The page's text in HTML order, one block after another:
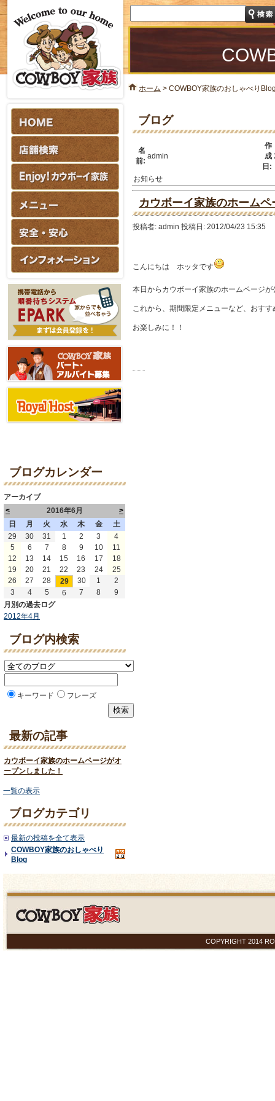
ブログカレンダー
アーカイブ
<
2016年6月
>
日
月 火 水 木 金
土
29
30 31 1 2 3
4
5
6 7 8 9 10
11
12
13 14 15 16 17
18
19
20 21 22 23 24
25
26
27 28 29 30 1
2
3
4 5 6 7 8
9
月別の過去ログ
2012年4月
ブログ内検索
キーワード フレーズ
最新の記事
カウボーイ家族のホームページがオ
ープンしました！
一覧の表示
ブログカテゴリ
最新の投稿を全て表示
COWBOY家族のおしゃべり
Blog
ホーム > COWBOY家族のおしゃべり
ブログ
名
前:
admin
作
成
日:
お知らせ
カウボーイ家族のホーム
投稿者: admin 投稿日: 2012/04/23 15:35
こんにちは ホッタです
本日からカウボーイ家族のホームページ
これから、期間限定メニューなど、おす
お楽しみに！！
COPYRIGHT 2014